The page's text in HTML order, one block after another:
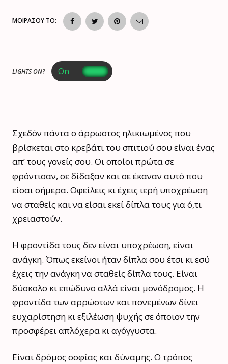
ΜΟΙΡΑΣΟΥ ΤΟ:
LIGHTS ON?
Σχεδόν πάντα ο άρρωστος ηλικιωμένος που
βρίσκεται στο κρεβάτι του σπιτιού σου είναι ένας
απ’ τους γονείς σου. Οι οποίοι πρώτα σε
φρόντισαν, σε δίδαξαν και σε έκαναν αυτό που
είσαι σήμερα. Οφείλεις κι έχεις ιερή υποχρέωση
να σταθείς και να είσαι εκεί δίπλα τους για ό,τι
χρειαστούν.
Η φροντίδα τους δεν είναι υποχρέωση, είναι
ανάγκη. Όπως εκείνοι ήταν δίπλα σου έτσι κι εσύ
έχεις την ανάγκη να σταθείς δίπλα τους. Είναι
δύσκολο κι επώδυνο αλλά είναι μονόδρομος. Η
φροντίδα των αρρώστων και πονεμένων δίνει
ευχαρίστηση κι εξιλέωση ψυχής σε όποιον την
προσφέρει απλόχερα κι αγόγγυστα.
Είναι δρόμος σοφίας και δύναμης. Ο τρόπος